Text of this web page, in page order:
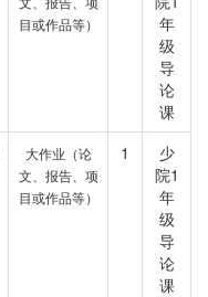
目或作品等）
年
级
导
论
课
大作业（论
文、报告、项
目或作品等）
1
少
院1
年
级
导
论
课